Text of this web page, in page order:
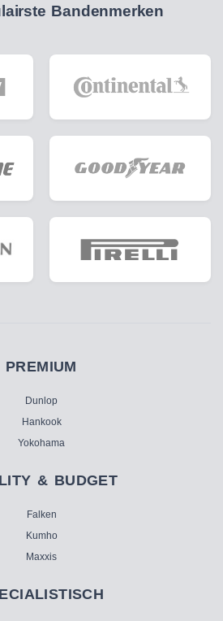
Bandenmerken
PREMIUM
Dunlop
Hankook
Yokohama
& BUDGET
Falken
Kumho
Maxxis